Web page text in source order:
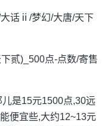
话ⅱ/梦幻/大唐/天下
贰)_500点-点数/寄售
是15元1500点,30远
便宜些,大约12~13元